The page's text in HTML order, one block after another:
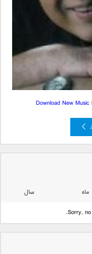
Download New Music
ماه
سال
Sorry,